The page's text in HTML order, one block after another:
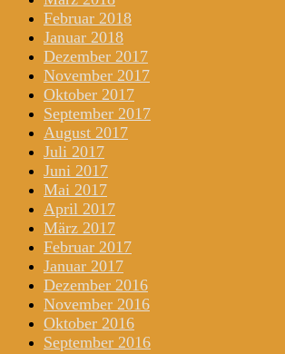
Februar 2018
Januar 2018
Dezember 2017
November 2017
Oktober 2017
September 2017
August 2017
Juli 2017
Juni 2017
Mai 2017
April 2017
März 2017
Februar 2017
Januar 2017
Dezember 2016
November 2016
Oktober 2016
September 2016